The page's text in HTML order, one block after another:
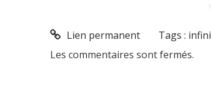
Lien permanent Tags : infini
Les commentaires sont fermés.